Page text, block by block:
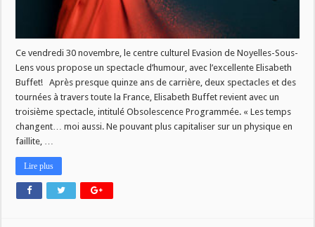
Ce vendredi 30 novembre, le centre culturel Evasion de Noyelles-Sous-
Lens vous propose un spectacle d’humour, avec l’excellente Elisabeth
Buffet! Après presque quinze ans de carrière, deux spectacles et des
tournées à travers toute la France, Elisabeth Buffet revient avec un
troisième spectacle, intitulé Obsolescence Programmée. « Les temps
changent… moi aussi. Ne pouvant plus capitaliser sur un physique en
faillite, …
Lire plus